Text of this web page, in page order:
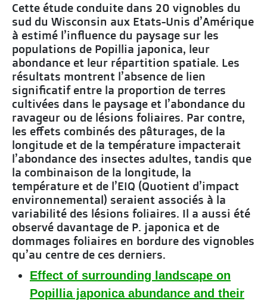
Cette étude conduite dans 20 vignobles du
sud du Wisconsin aux Etats-Unis d’Amérique
à estimé l’influence du paysage sur les
populations de Popillia japonica, leur
abondance et leur répartition spatiale. Les
résultats montrent l’absence de lien
significatif entre la proportion de terres
cultivées dans le paysage et l’abondance du
ravageur ou de lésions foliaires. Par contre,
les effets combinés des pâturages, de la
longitude et de la température impacterait
l’abondance des insectes adultes, tandis que
la combinaison de la longitude, la
température et de l’EIQ (Quotient d’impact
environnemental) seraient associés à la
variabilité des lésions foliaires. Il a aussi été
observé davantage de P. japonica et de
dommages foliaires en bordure des vignobles
qu’au centre de ces derniers.
Effect of surrounding landscape on
Popillia japonica abundance and their